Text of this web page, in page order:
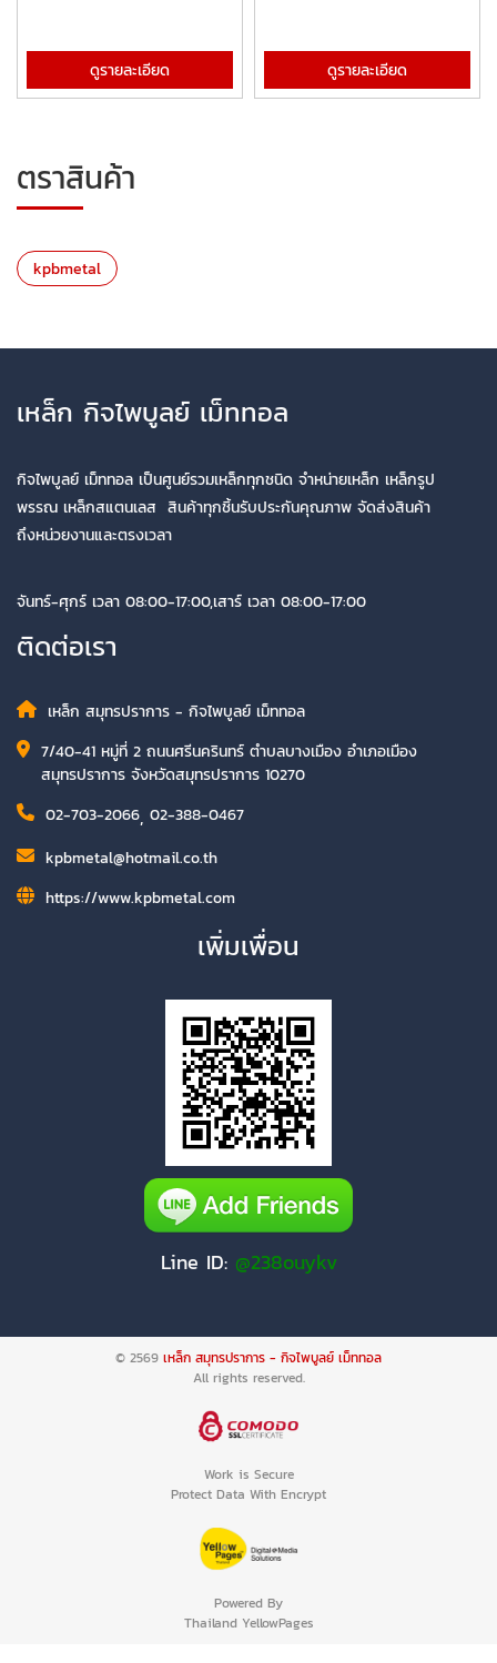
ดูรายละเอียด ดูรายละเอียด
ตราสินค้า
kpbmetal
เหล็ก กิจไพบูลย์ เม็ททอล
กิจไพบูลย์ เม็ททอล เป็นศูนย์รวมเหล็กทุกชนิด จำหน่ายเหล็ก เหล็กรูป
พรรณ เหล็กสแตนเลส สินค้าทุกชิ้นรับประกันคุณภาพ จัดส่งสินค้า
ถึงหน่วยงานและตรงเวลา
จันทร์-ศุกร์ เวลา 08:00-17:00,เสาร์ เวลา 08:00-17:00
ติดต่อเรา
เหล็ก สมุทรปราการ - กิจไพบูลย์ เม็ททอล
7/40-41 หมู่ที่ 2 ถนนศรีนครินทร์ ตำบลบางเมือง อำเภอเมือง
สมุทรปราการ จังหวัดสมุทรปราการ 10270
02-703-2066, 02-388-0467
kpbmetal@hotmail.co.th
https://www.kpbmetal.com
เพิ่มเพื่อน
Line ID: @238ouykv
© 2569 เหล็ก สมุทรปราการ - กิจไพบูลย์ เม็ททอล
All rights reserved.
Work is Secure
Protect Data With Encrypt
Powered By
Thailand YellowPages